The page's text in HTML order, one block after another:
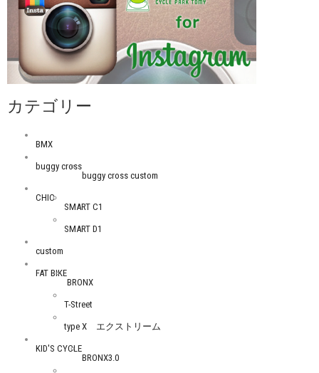
カテゴリー
BMX
buggy cross
buggy cross custom
CHIC
SMART C1
SMART D1
custom
FAT BIKE
BRONX
T-Street
type X エクストリーム
KID'S CYCLE
BRONX3.0